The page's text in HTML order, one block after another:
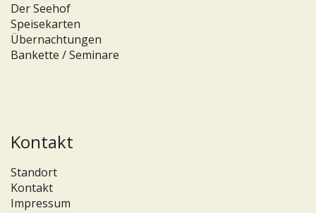
Der Seehof
Speisekarten
Übernachtungen
Bankette / Seminare
Kontakt
Standort
Kontakt
Impressum